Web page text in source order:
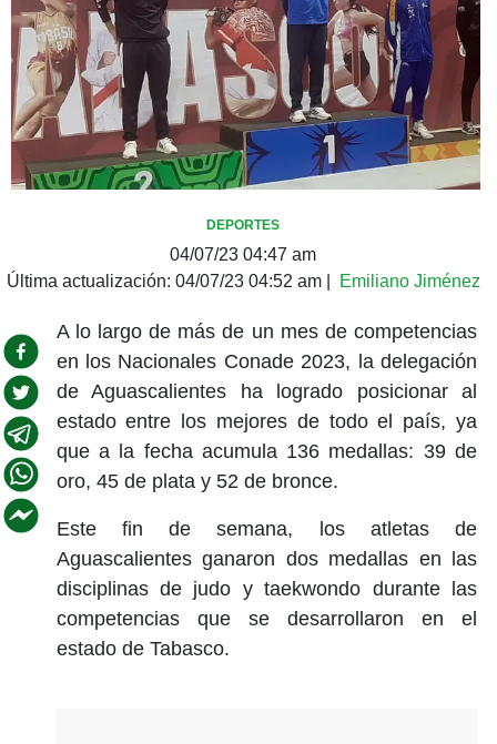
DEPORTES
04/07/23 04:47 am
Última actualización: 04/07/23 04:52 am| Emiliano Jiménez
A lo largo de más de un mes de competencias
en los Nacionales Conade 2023, la delegación
de Aguascalientes ha logrado posicionar al
estado entre los mejores de todo el país, ya
que a la fecha acumula 136 medallas: 39 de
oro, 45 de plata y 52 de bronce.
Este fin de semana, los atletas de
Aguascalientes ganaron dos medallas en las
disciplinas de judo y taekwondo durante las
competencias que se desarrollaron en el
estado de Tabasco.